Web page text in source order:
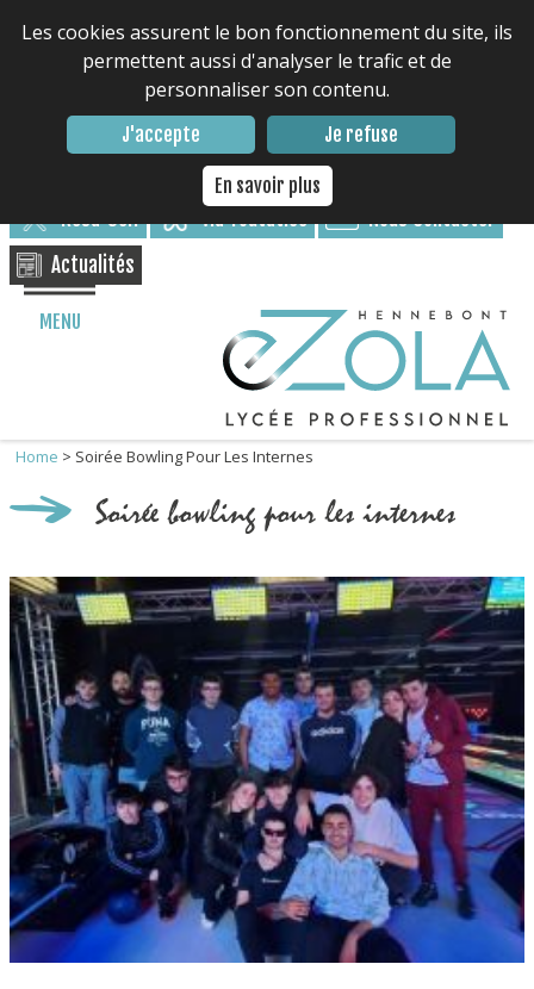
Les cookies assurent le bon fonctionnement du site, ils
permettent aussi d'analyser le trafic et de
personnaliser son contenu.
J'accepte Je refuse
En savoir plus
Contacter le lycée : 02 97 85 17 17
Nous suivre
Résa-Self via Toutatice
Nous Contacter
Actualités
MENU
Home > Soirée Bowling Pour Les Internes
Soirée bowling pour les internes